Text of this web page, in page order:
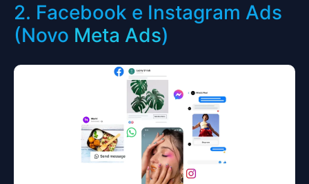
2. Facebook e Instagram Ads
(Novo Meta Ads)